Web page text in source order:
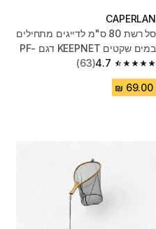
CAPERLAN
סל רשת 80 ס"מ לדייגים מתחילים
במים שקטים KEEPNET ‏דגם PF-
KNT R
4.7
4.7 out of 5 stars from 63 reviews
(63)